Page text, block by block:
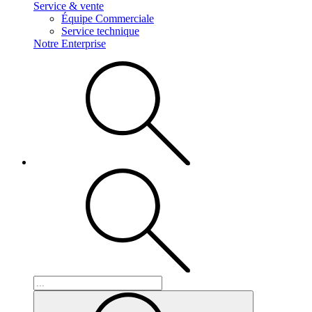
Service & vente
Équipe Commerciale
Service technique
Notre Enterprise